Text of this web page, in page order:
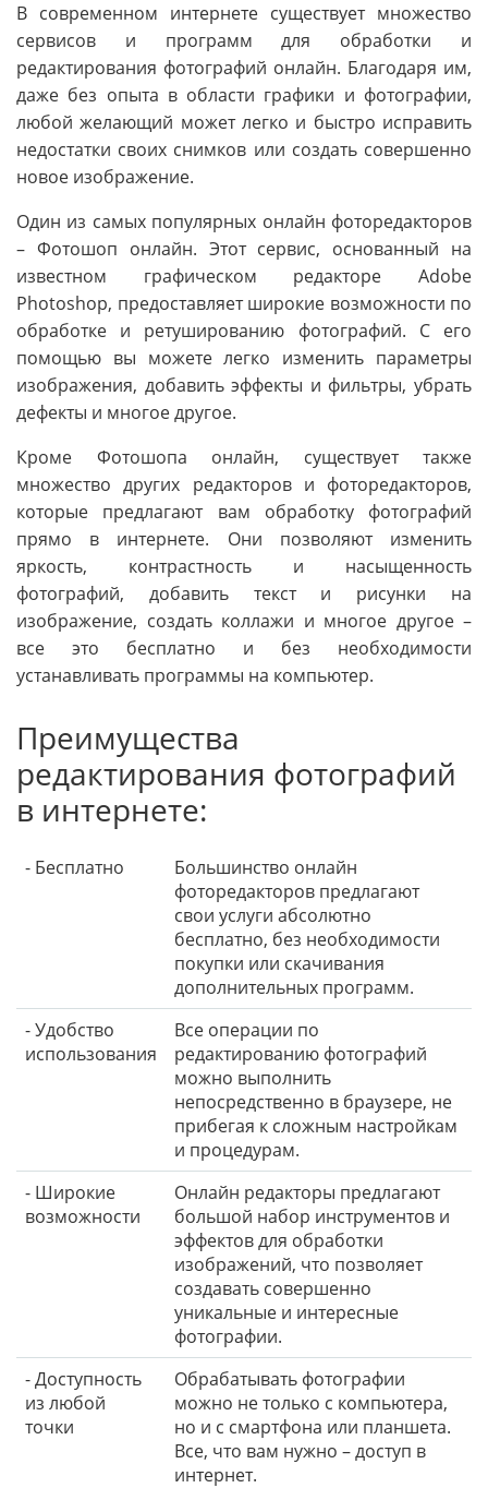
В современном интернете существует множество
сервисов и программ для обработки и
редактирования фотографий онлайн. Благодаря им,
даже без опыта в области графики и фотографии,
любой желающий может легко и быстро исправить
недостатки своих снимков или создать совершенно
новое изображение.
Один из самых популярных онлайн фоторедакторов
– Фотошоп онлайн. Этот сервис, основанный на
известном графическом редакторе Adobe
Photoshop, предоставляет широкие возможности по
обработке и ретушированию фотографий. С его
помощью вы можете легко изменить параметры
изображения, добавить эффекты и фильтры, убрать
дефекты и многое другое.
Кроме Фотошопа онлайн, существует также
множество других редакторов и фоторедакторов,
которые предлагают вам обработку фотографий
прямо в интернете. Они позволяют изменить
яркость, контрастность и насыщенность
фотографий, добавить текст и рисунки на
изображение, создать коллажи и многое другое –
все это бесплатно и без необходимости
устанавливать программы на компьютер.
Преимущества
редактирования фотографий
в интернете:
- Бесплатно
Большинство онлайн
фоторедакторов предлагают
свои услуги абсолютно
бесплатно, без необходимости
покупки или скачивания
дополнительных программ.
- Удобство
использования
Все операции по
редактированию фотографий
можно выполнить
непосредственно в браузере, не
прибегая к сложным настройкам
и процедурам.
- Широкие
возможности
Онлайн редакторы предлагают
большой набор инструментов и
эффектов для обработки
изображений, что позволяет
создавать совершенно
уникальные и интересные
фотографии.
- Доступность
из любой
точки
Обрабатывать фотографии
можно не только с компьютера,
но и с смартфона или планшета.
Все, что вам нужно – доступ в
интернет.